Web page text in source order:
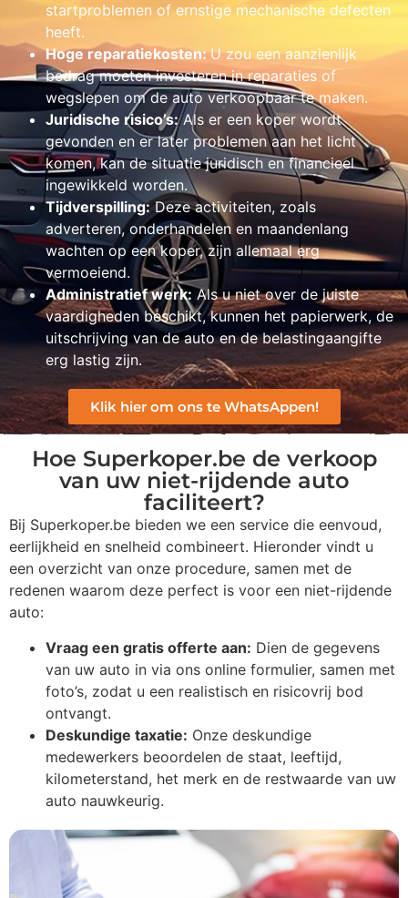
startproblemen of ernstige mechanische defecten
heeft.
Hoge reparatiekosten:U zou een aanzienlijk
bedrag moeten investeren in reparaties of
wegslepen om de auto verkoopbaar te maken.
Juridische risico’s:Als er een koper wordt
gevonden en er later problemen aan het licht
komen, kan de situatie juridisch en financieel
ingewikkeld worden.
Tijdverspilling:Deze activiteiten, zoals
adverteren, onderhandelen en maandenlang
wachten op een koper, zijn allemaal erg
vermoeiend.
Administratief werk: Als u niet over de juiste
vaardigheden beschikt, kunnen het papierwerk, de
uitschrijving van de auto en de belastingaangifte
erg lastig zijn.
Klik hier om ons te WhatsAppen!
Hoe Superkoper.be de verkoop
van uw niet-rijdende auto
faciliteert?
Bij Superkoper.be bieden we een service die eenvoud,
eerlijkheid en snelheid combineert. Hieronder vindt u
een overzicht van onze procedure, samen met de
redenen waarom deze perfect is voor een niet-rijdende
auto:
Vraag een gratis offerte aan: Dien de gegevens
van uw auto in via ons online formulier, samen met
foto’s, zodat u een realistisch en risicovrij bod
ontvangt.
Deskundige taxatie: Onze deskundige
medewerkers beoordelen de staat, leeftijd,
kilometerstand, het merk en de restwaarde van uw
auto nauwkeurig.